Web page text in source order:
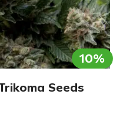
10%
Seeds